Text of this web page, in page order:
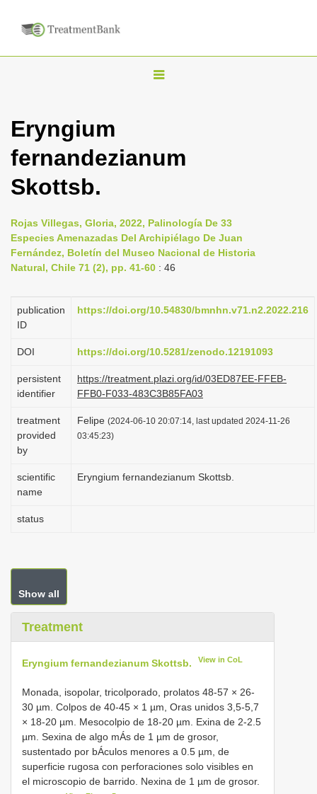
T
l
v
i
g
t
o
Eryngium
fernandezianum
Skottsb.
Rojas Villegas, Gloria, 2022, Palinología De 33
Especies Amenazadas Del Archipiélago De Juan
Fernández, Boletín del Museo Nacional de Historia
Natural, Chile 71 (2), pp. 41-60 : 46
publication
ID
https://doi.org/10.54830/bmnhn.v71.n2.2022.216
DOI https://doi.org/10.5281/zenodo.12191093
persistent
identifier
https://treatment.plazi.org/id/03ED87EE-FFEB-
FFB0-F033-483C3B85FA03
treatment
provided
by
Felipe (2024-06-10 20:07:14, last updated 2024-11-26
03:45:23)
scientific
name
Eryngium fernandezianum Skottsb.
status
Show all
Treatment
Eryngium fernandezianum Skottsb. View in CoL
Monada, isopolar, tricolporado, prolatos 48-57 × 26-
30 µm. Colpos de 40-45 × 1 µm, Oras unidos 3,5-5,7
× 18-20 µm. Mesocolpio de 18-20 µm. Exina de 2-2.5
µm. Sexina de algo mÁs de 1 µm de grosor,
sustentado por bÁculos menores a 0.5 µm, de
superficie rugosa con perforaciones solo visibles en
el microscopio de barrido. Nexina de 1 µm de grosor.